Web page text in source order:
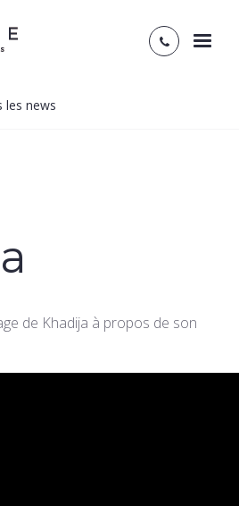
les news
de Khadija à propos de son